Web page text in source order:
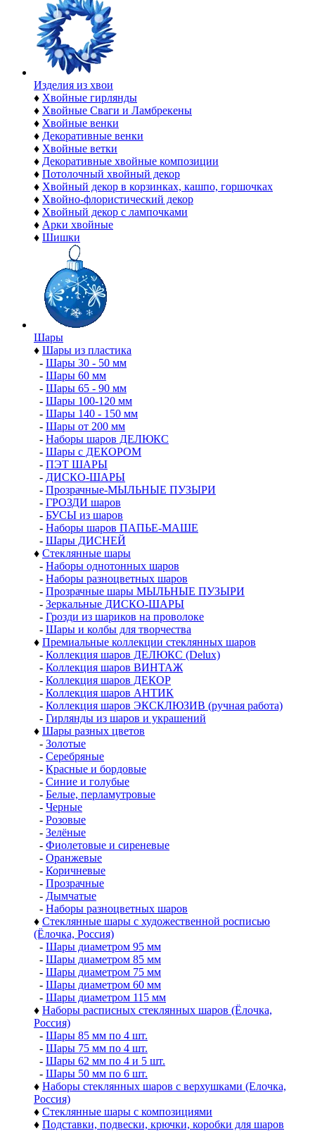
Изделия из хвои
♦ Хвойные гирлянды
♦ Хвойные Сваги и Ламбрекены
♦ Хвойные венки
♦ Декоративные венки
♦ Хвойные ветки
♦ Декоративные хвойные композиции
♦ Потолочный хвойный декор
♦ Хвойный декор в корзинках, кашпо, горшочках
♦ Хвойно-флористический декор
♦ Хвойный декор с лампочками
♦ Арки хвойные
♦ Шишки
Шары
♦ Шары из пластика
- Шары 30 - 50 мм
- Шары 60 мм
- Шары 65 - 90 мм
- Шары 100-120 мм
- Шары 140 - 150 мм
- Шары от 200 мм
- Наборы шаров ДЕЛЮКС
- Шары с ДЕКОРОМ
- ПЭТ ШАРЫ
- ДИСКО-ШАРЫ
- Прозрачные-МЫЛЬНЫЕ ПУЗЫРИ
- ГРОЗДИ шаров
- БУСЫ из шаров
- Наборы шаров ПАПЬЕ-МАШЕ
- Шары ДИСНЕЙ
♦ Стеклянные шары
- Наборы однотонных шаров
- Наборы разноцветных шаров
- Прозрачные шары МЫЛЬНЫЕ ПУЗЫРИ
- Зеркальные ДИСКО-ШАРЫ
- Грозди из шариков на проволоке
- Шары и колбы для творчества
♦ Премиальные коллекции стеклянных шаров
- Коллекция шаров ДЕЛЮКС (Delux)
- Коллекция шаров ВИНТАЖ
- Коллекция шаров ДЕКОР
- Коллекция шаров АНТИК
- Коллекция шаров ЭКСКЛЮЗИВ (ручная работа)
- Гирлянды из шаров и украшений
♦ Шары разных цветов
- Золотые
- Серебряные
- Красные и бордовые
- Синие и голубые
- Белые, перламутровые
- Черные
- Розовые
- Зелёные
- Фиолетовые и сиреневые
- Оранжевые
- Коричневые
- Прозрачные
- Дымчатые
- Наборы разноцветных шаров
♦ Стеклянные шары с художественной росписью
(Ёлочка, Россия)
- Шары диаметром 95 мм
- Шары диаметром 85 мм
- Шары диаметром 75 мм
- Шары диаметром 60 мм
- Шары диаметром 115 мм
♦ Наборы расписных стеклянных шаров (Ёлочка,
Россия)
- Шары 85 мм по 4 шт.
- Шары 75 мм по 4 шт.
- Шары 62 мм по 4 и 5 шт.
- Шары 50 мм по 6 шт.
♦ Наборы стеклянных шаров с верхушками (Елочка,
Россия)
♦ Стеклянные шары с композициями
♦ Подставки, подвески, крючки, коробки для шаров